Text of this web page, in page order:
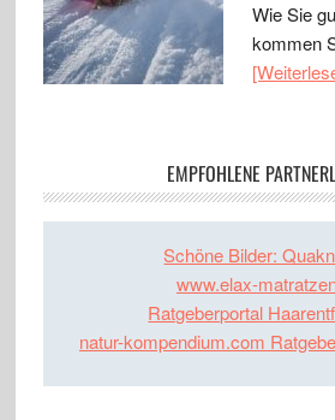
Wie Sie
kommen
EMPFOHLENE
Schöne Bilder:
www.elax-
Ratgeberportal
natur-kompendium.com